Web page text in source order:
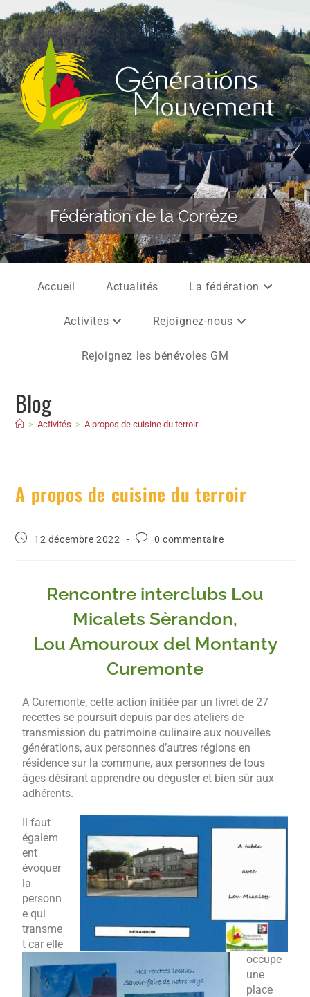
Fédération de la Corrèze
Accueil Actualités La fédération
Activités Rejoignez-nous
Rejoignez les bénévoles GM
Blog
> Activités > A propos de cuisine du terroir
A propos de cuisine du terroir
12 décembre 2022 0 commentaire
Rencontre interclubs Lou
Micalets Sèrandon,
Lou Amouroux del Montanty
Curemonte
A Curemonte, cette action initiée par un livret de 27
recettes se poursuit depuis par des ateliers de
transmission du patrimoine culinaire aux nouvelles
générations, aux personnes d’autres régions en
résidence sur la commune, aux personnes de tous
âges désirant apprendre ou déguster et bien sûr aux
adhérents.
Il faut
égalem
ent
évoquer
la
personn
e qui
transme
t car elle
occupe
une
place